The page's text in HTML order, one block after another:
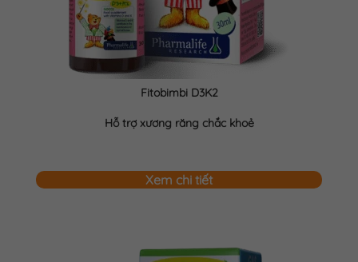
Fitobimbi D3K2
Hỗ trợ xương răng chắc khoẻ
Xem chi tiết